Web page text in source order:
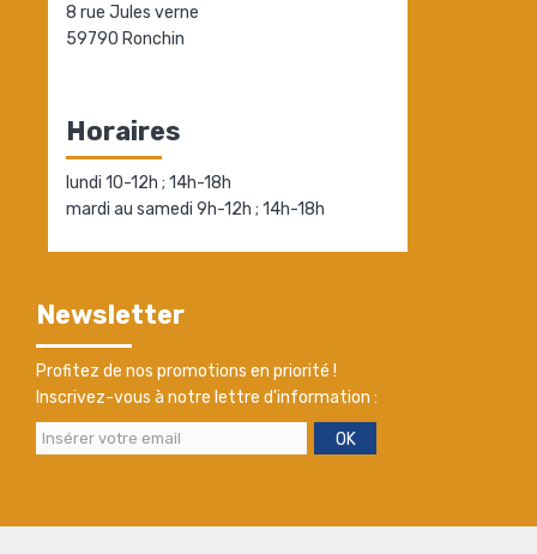
8 rue Jules verne
59790 Ronchin
Horaires
lundi 10-12h ; 14h-18h
mardi au samedi 9h-12h ; 14h-18h
Newsletter
Profitez de nos promotions en priorité !
Inscrivez-vous à notre lettre d'information :
OK